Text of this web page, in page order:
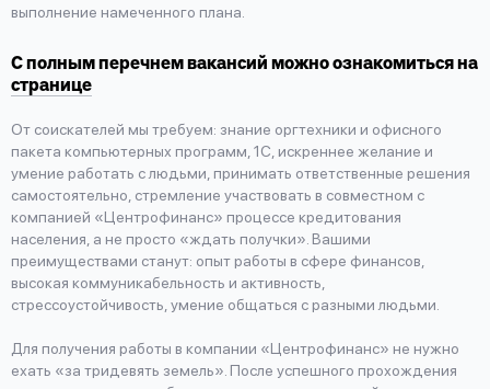
выполнение намеченного плана.
С полным перечнем вакансий можно ознакомиться на
странице
От соискателей мы требуем: знание оргтехники и офисного
пакета компьютерных программ, 1С, искреннее желание и
умение работать с людьми, принимать ответственные решения
самостоятельно, стремление участвовать в совместном с
компанией «Центрофинанс» процессе кредитования
населения, а не просто «ждать получки». Вашими
преимуществами станут: опыт работы в сфере финансов,
высокая коммуникабельность и активность,
стрессоустойчивость, умение общаться с разными людьми.
Для получения работы в компании «Центрофинанс» не нужно
ехать «за тридевять земель». После успешного прохождения